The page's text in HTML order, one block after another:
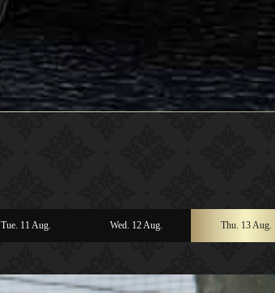
Tue. 11 Aug. Wed. 12 Aug. Thu. 13 Aug.